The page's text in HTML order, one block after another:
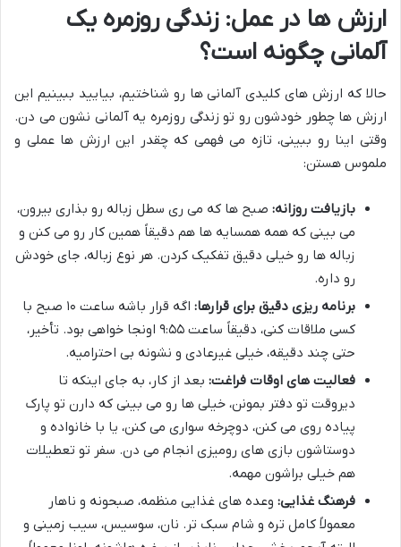
ارزش ها در عمل: زندگی روزمره یک
آلمانی چگونه است؟
حالا که ارزش های کلیدی آلمانی ها رو شناختیم، بیایید ببینیم این
ارزش ها چطور خودشون رو تو زندگی روزمره یه آلمانی نشون می دن.
وقتی اینا رو ببینی، تازه می فهمی که چقدر این ارزش ها عملی و
ملموس هستن:
بازیافت روزانه: صبح ها که می ری سطل زباله رو بذاری بیرون،
می بینی که همه همسایه ها هم دقیقاً همین کار رو می کنن و
زباله ها رو خیلی دقیق تفکیک کردن. هر نوع زباله، جای خودش
رو داره.
برنامه ریزی دقیق برای قرارها:
اگه قرار باشه ساعت ۱۰ صبح با
کسی ملاقات کنی، دقیقاً ساعت ۹:۵۵ اونجا خواهی بود. تأخیر،
حتی چند دقیقه، خیلی غیرعادی و نشونه بی احتراميه.
فعالیت های اوقات فراغت: بعد از کار، به جای اینکه تا
دیروقت تو دفتر بمونن، خیلی ها رو می بینی که دارن تو پارک
پیاده روی می کنن، دوچرخه سواری می کنن، یا با خانواده و
دوستاشون بازی های رومیزی انجام می دن. سفر تو تعطیلات
هم خیلی براشون مهمه.
فرهنگ غذایی: وعده های غذایی منظمه، صبحونه و ناهار
معمولاً کامل تره و شام سبک تر. نان، سوسیس، سیب زمینی و